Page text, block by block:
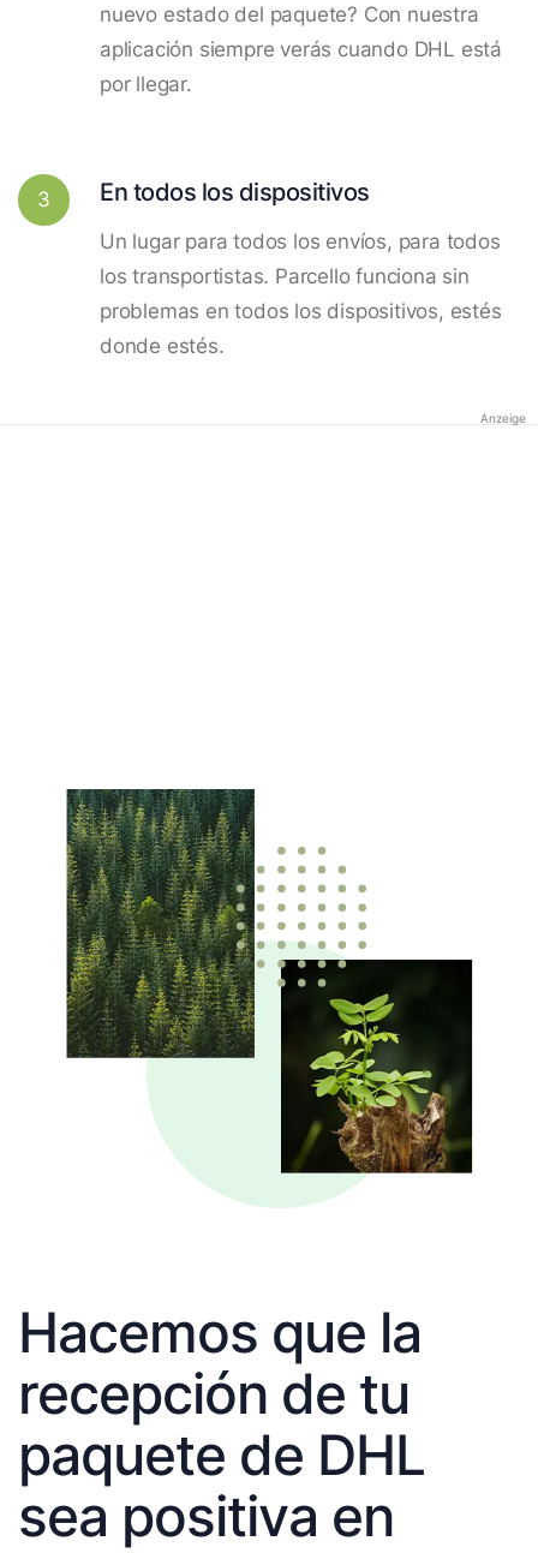
nuevo estado del paquete? Con nuestra
aplicación siempre verás cuando DHL está
por llegar.
3 En todos los dispositivos
Un lugar para todos los envíos, para todos
los transportistas. Parcello funciona sin
problemas en todos los dispositivos, estés
donde estés.
Anzeige
Hacemos que la
recepción de tu
paquete de DHL
sea positiva en